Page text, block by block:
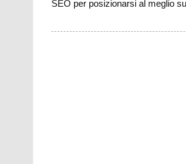
SEO per posizionarsi al meglio